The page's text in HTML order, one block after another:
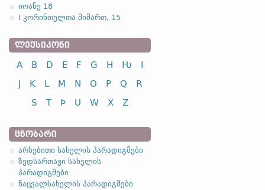
იოანე 18
I კორინთელთა მიმართ, 15
ᲚᲔᲥᲡᲘᲙᲝᲜᲘ
A B D E F G H Ƕ
I
J
K L M N O P Q
R
S
T Þ U W X Z
ᲪᲜᲝᲑᲐᲠᲘ
არსებითი სახელის პარადიგმები
ზედსართავი სახელის
პარადიგმები
ნაცვალსახელის პარადიგმები